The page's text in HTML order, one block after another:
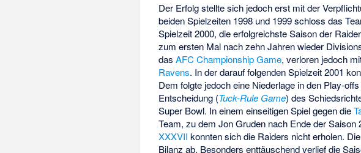
Der Erfolg stellte sich jedoch erst mit der
beiden Spielzeiten 1998 und 1999 schloss das
Spielzeit 2000, die erfolgreichste Saison der
zum ersten Mal nach zehn Jahren wieder
dasAFC Championship Game, verloren jedoch
Ravens. In der darauf folgenden Spielzeit 2001
Dem folgte jedoch eine Niederlage in den Play-
Entscheidung (Tuck-Rule Game) des
Super Bowl. In einem einseitigen Spiel gegen die
Team, zu dem Jon Gruden nach Ende der
XXXVII konnten sich die Raiders nicht erholen.
Bilanz ab. Besonders enttäuschend verlief die